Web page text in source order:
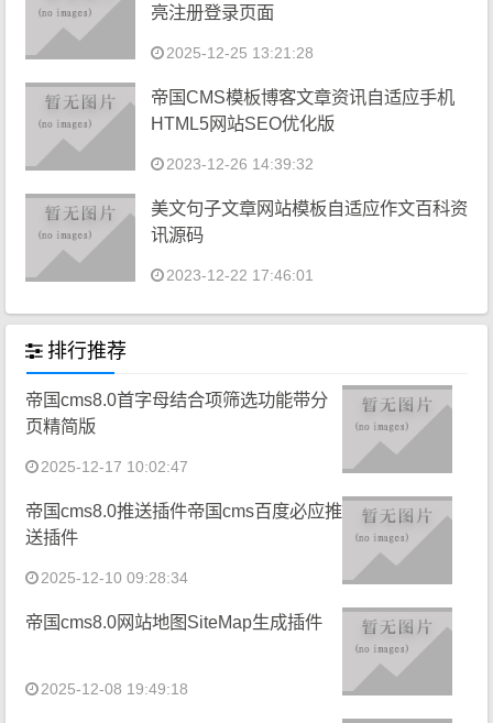
亮注册登录页面
2025-12-25 13:21:28
帝国CMS模板博客文章资讯自适应手机
HTML5网站SEO优化版
2023-12-26 14:39:32
美文句子文章网站模板自适应作文百科资
讯源码
2023-12-22 17:46:01
排行推荐
帝国cms8.0首字母结合项筛选功能带分
页精简版
2025-12-17 10:02:47
帝国cms8.0推送插件帝国cms百度必应推
送插件
2025-12-10 09:28:34
帝国cms8.0网站地图SiteMap生成插件
2025-12-08 19:49:18